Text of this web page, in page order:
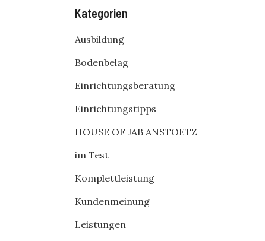
Kategorien
Ausbildung
Bodenbelag
Einrichtungsberatung
Einrichtungstipps
HOUSE OF JAB ANSTOETZ
im Test
Komplettleistung
Kundenmeinung
Leistungen